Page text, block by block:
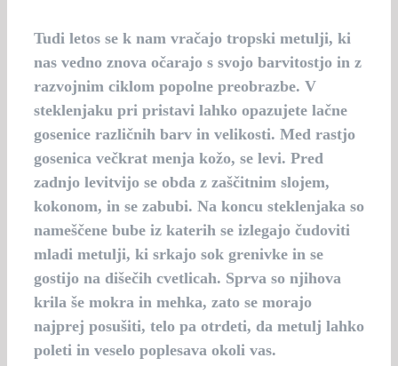
Tudi letos se k nam vračajo tropski metulji, ki
nas vedno znova očarajo s svojo barvitostjo in z
razvojnim ciklom popolne preobrazbe. V
steklenjaku pri pristavi lahko opazujete lačne
gosenice različnih barv in velikosti. Med rastjo
gosenica večkrat menja kožo, se levi. Pred
zadnjo levitvijo se obda z zaščitnim slojem,
kokonom, in se zabubi. Na koncu steklenjaka so
nameščene bube iz katerih se izlegajo čudoviti
mladi metulji, ki srkajo sok grenivke in se
gostijo na dišečih cvetlicah. Sprva so njihova
krila še mokra in mehka, zato se morajo
najprej posušiti, telo pa otrdeti, da metulj lahko
poleti in veselo poplesava okoli vas.